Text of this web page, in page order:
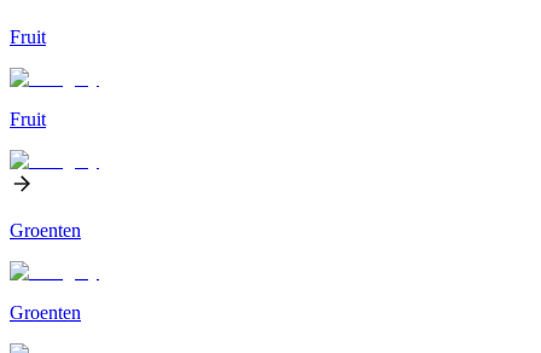
Fruit
Fruit
Groenten
Groenten